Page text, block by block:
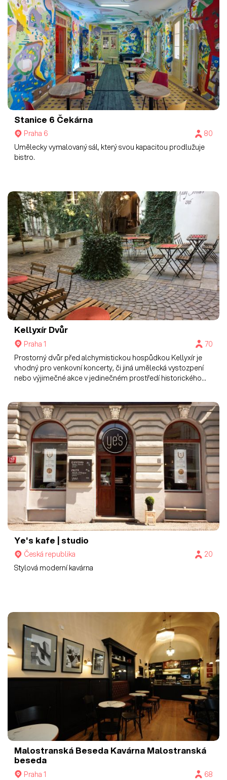
Stanice 6 Čekárna
Praha 6
80
Umělecky vymalovaný sál, který svou kapacitou prodlužuje
bistro.
Kellyxír Dvůr
Praha 1
70
Prostorný dvůr před alchymistickou hospůdkou Kellyxír je
vhodný pro venkovní koncerty, či jiná umělecká vystozpení
nebo výjimečné akce v jedinečném prostředí historického
Ye's kafe | studio
Česká republika
20
Stylová moderní kavárna
Malostranská Beseda Kavárna Malostranská
beseda
Praha 1
68